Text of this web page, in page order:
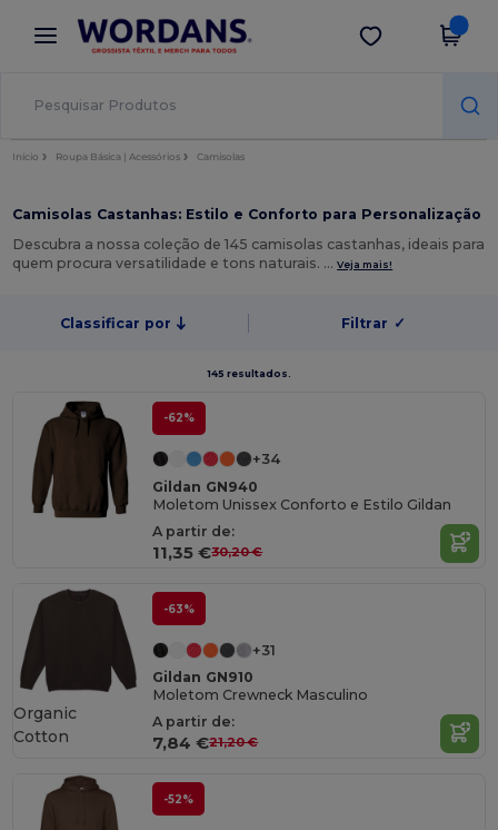
× App Wordans
Melhores preços na app!
Obter app
Início Roupa Básica | Acessórios Camisolas
Camisolas Castanhas: Estilo e Conforto para Personalização
Descubra a nossa coleção de 145 camisolas castanhas, ideais para
quem procura versatilidade e tons naturais. …Veja mais!
Classificar por Filtrar ✓
145 resultados.
-62%
+34
Gildan GN940
Moletom Unissex Conforto e Estilo Gildan
A partir de:
11,35 €30,20 €
-63%
+31
Gildan GN910
Moletom Crewneck Masculino
A partir de:
7,84 €21,20 €
Organic
Cotton
-52%